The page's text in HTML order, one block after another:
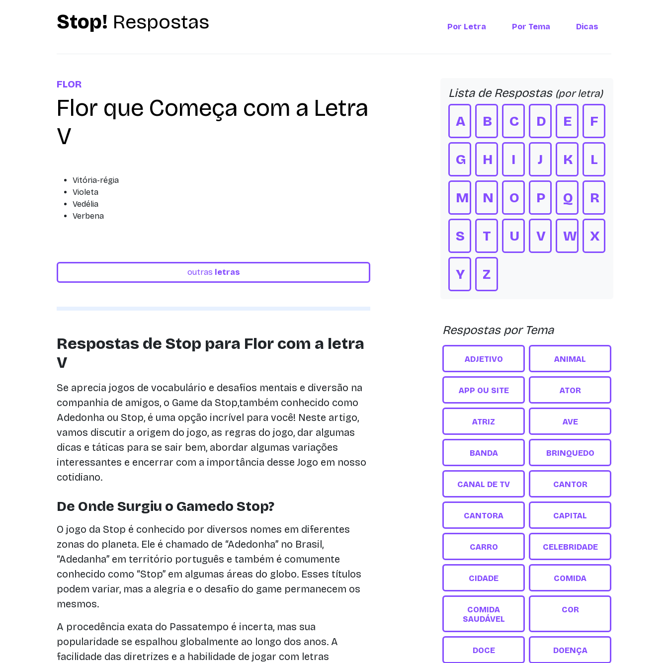
Stop! Respostas Por Letra Por Tema Dicas
FLOR
Flor que Começa com a Letra
V
Vitória-régia
Violeta
Vedélia
Verbena
outras letras
Respostas de Stop para Flor com a letra
V
Se aprecia jogos de vocabulário e desafios mentais e diversão na
companhia de amigos, o Game da Stop,também conhecido como
Adedonha ou Stop, é uma opção incrível para você! Neste artigo,
vamos discutir a origem do jogo, as regras do jogo, dar algumas
dicas e táticas para se sair bem, abordar algumas variações
interessantes e encerrar com a importância desse Jogo em nosso
cotidiano.
De Onde Surgiu o Gamedo Stop?
O jogo da Stop é conhecido por diversos nomes em diferentes
zonas do planeta. Ele é chamado de “Adedonha” no Brasil,
“Adedanha” em território português e também é comumente
conhecido como “Stop” em algumas áreas do globo. Esses títulos
podem variar, mas a alegria e o desafio do game permanecem os
mesmos.
A procedência exata do Passatempo é incerta, mas sua
popularidade se espalhou globalmente ao longo dos anos. A
facilidade das diretrizes e a habilidade de jogar com letras
Lista de Respostas (por letra)
A B C D E F
G H I J K L
M N O P Q R
S T U V W X
Y Z
Respostas por Tema
ADJETIVO ANIMAL
APP OU SITE ATOR
ATRIZ AVE
BANDA BRINQUEDO
CANAL DE TV CANTOR
CANTORA CAPITAL
CARRO CELEBRIDADE
CIDADE COMIDA
COMIDA
SAUDÁVEL
COR
DOCE DOENÇA